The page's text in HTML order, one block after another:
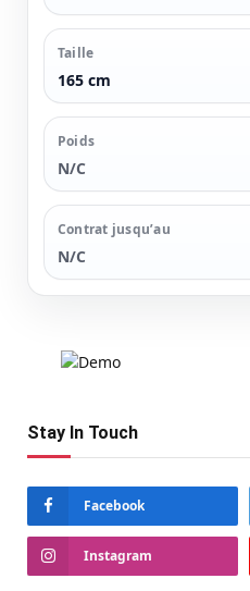
Taille
165 cm
Poids
N/C
Contrat jusqu’au
N/C
Stay In Touch
Facebook
Instagram